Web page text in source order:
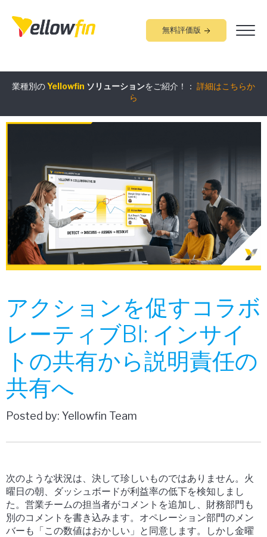
無料評価版
組み込みアナリティクス究極ガイド：詳細はこちらから
アクションを促すコラボ
レーティブBI: インサイ
トの共有から説明責任の
共有へ
Posted by: Yellowfin Team
次のような状況は、決して珍しいものではありません。火
曜日の朝、ダッシュボードが利益率の低下を検知しまし
た。営業チームの担当者がコメントを追加し、財務部門も
別のコメントを書き込みます。オペレーション部門のメン
バーも「この数値はおかしい」と同意します。しかし金曜